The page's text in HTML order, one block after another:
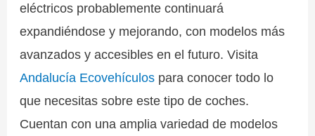
eléctricos probablemente continuará
expandiéndose y mejorando, con modelos más
avanzados y accesibles en el futuro. Visita
Andalucía Ecovehículos para conocer todo lo
que necesitas sobre este tipo de coches.
Cuentan con una amplia variedad de modelos